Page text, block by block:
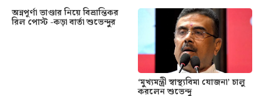
অন্নপূর্ণা ভাণ্ডার নিয়ে বিভ্রান্তিকর
রিল পোস্ট -কড়া বার্তা শুভেন্দুর
‘মুখ্যমন্ত্রী স্বাস্থ্যবিমা যোজনা’ চালু
করলেন শুভেন্দু